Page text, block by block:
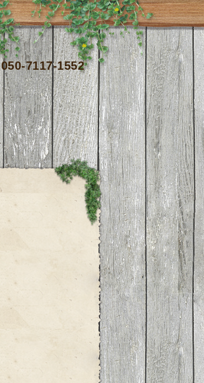
050-7117-1552